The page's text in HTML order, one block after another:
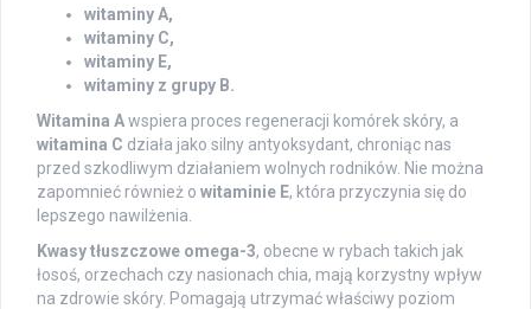
witaminy A,
witaminy C,
witaminy E,
witaminy z grupy B.
Witamina Awspiera proces regeneracji komórek skóry, a
witamina C działa jako silny antyoksydant, chroniąc nas
przed szkodliwym działaniem wolnych rodników. Nie można
zapomnieć również o witaminie E, która przyczynia się do
lepszego nawilżenia.
Kwasy tłuszczowe omega-3, obecne w rybach takich jak
łosoś, orzechach czy nasionach chia, mają korzystny wpływ
na zdrowie skóry. Pomagają utrzymać właściwy poziom